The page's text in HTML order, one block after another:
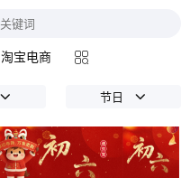
淘宝电商
节日